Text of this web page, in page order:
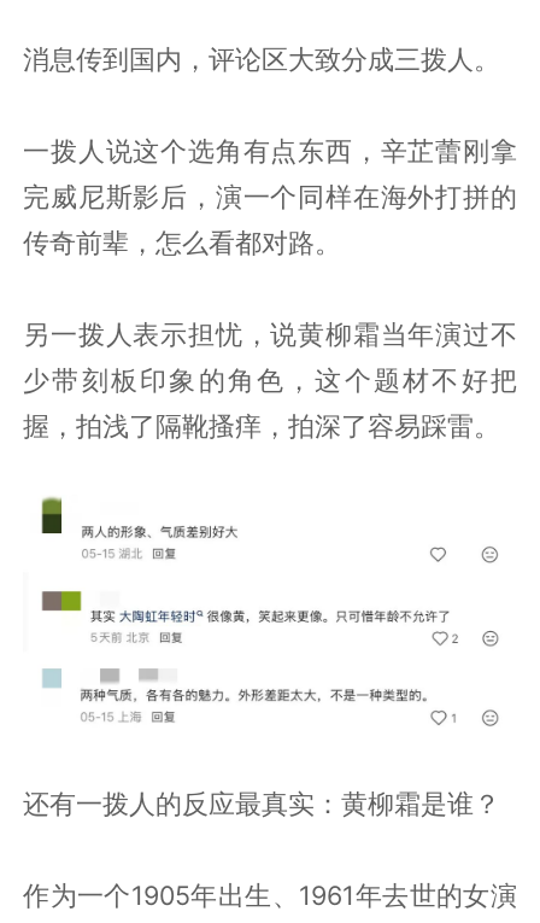
消息传到国内，评论区大致分成三拨人。
一拨人说这个选角有点东西，辛芷蕾刚拿
完威尼斯影后，演一个同样在海外打拼的
传奇前辈，怎么看都对路。
另一拨人表示担忧，说黄柳霜当年演过不
少带刻板印象的角色，这个题材不好把
握，拍浅了隔靴搔痒，拍深了容易踩雷。
还有一拨人的反应最真实：黄柳霜是谁？
作为一个1905年出生、1961年去世的女演